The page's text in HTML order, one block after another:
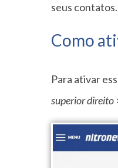
seus contatos.
Como
Para ativar
superior direito